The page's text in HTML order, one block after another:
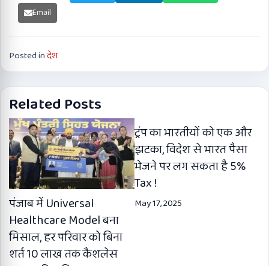
Email
Posted inदेश
Related Posts
पंजाब में Universal
Healthcare Model बना
मिसाल, हर परिवार को बिना
शर्त 10 लाख तक कैशलेस
ट्रंप का भारतीयों को एक और
झटका, विदेश से भारत पैसा
भेजने पर लग सकता है 5%
Tax !
May 17, 2025